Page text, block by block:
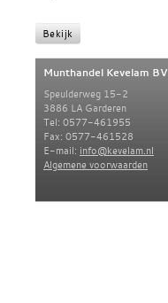
Munthandel Kevelam BV
Speulderweg 15-2
3886 LA Garderen
Tel: 0577-461955
Fax: 0577-461528
E-mail: info@kevelam.nl
Algemene voorwaarden